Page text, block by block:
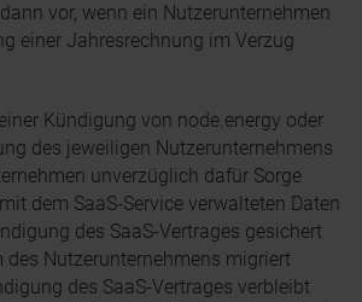
vor, wenn ein Nutzerunternehmen
einer Jahresrechnung im Verzug
Kündigung von node.energy oder
des jeweiligen Nutzerunternehmens
unverzüglich dafür Sorge
dem SaaS-Service verwalteten Daten
des SaaS-Vertrages gesichert
des Nutzerunternehmens migriert
des SaaS-Vertrages verbleibt